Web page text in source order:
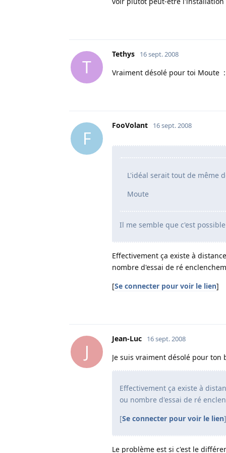
T
Tethys 16 sept. 2008
Vraiment désolé pour toi Moute
F
FooVolant 16 sept. 2008
L'idéal serait tout de même
Moute
Il me semble que c'est
Effectivement ça existe à
nombre d'essai de ré
[Se connecter pour voir le lien]
J
Jean-Luc 16 sept. 2008
Je suis vraiment désolé pour ton
Effectivement ça existe à
ou nombre d'essai de ré
[Se connecter pour voir le lien]
Le problème est si c'est le